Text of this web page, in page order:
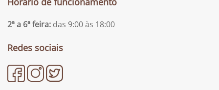
2ª a 6ª feira: das 9:00 às 18:00
Redes sociais